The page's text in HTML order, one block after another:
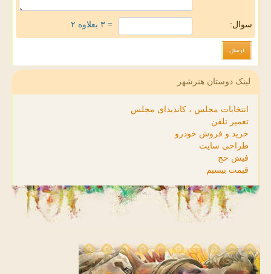
سوال: = ۳ بعلاوه ۲
لینک دوستان هنرشهر
انتخابات مجلس ، کاندیدای مجلس
تعمیر تلفن
خرید و فروش خودرو
طراحی سایت
فیش حج
قیمت بیسیم